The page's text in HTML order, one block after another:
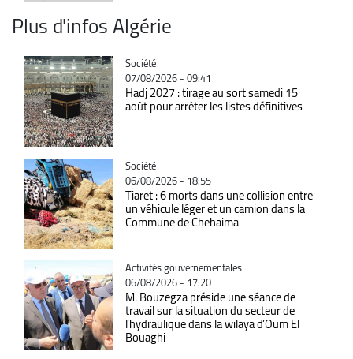
Plus d'infos Algérie
Catégorie
Société
07/08/2026 - 09:41
Hadj 2027 : tirage au sort samedi 15
août pour arrêter les listes définitives
Catégorie
Société
06/08/2026 - 18:55
Tiaret : 6 morts dans une collision entre
un véhicule léger et un camion dans la
Commune de Chehaima
Catégorie
Activités gouvernementales
06/08/2026 - 17:20
M. Bouzegza préside une séance de
travail sur la situation du secteur de
l’hydraulique dans la wilaya d’Oum El
Bouaghi